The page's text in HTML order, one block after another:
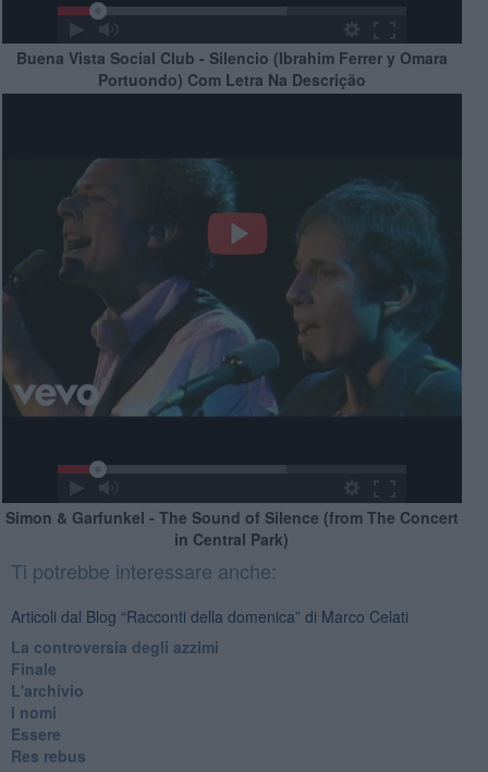
Buena Vista Social Club - Silencio (Ibrahim Ferrer y Omara
Portuondo) Com Letra Na Descrição
Simon & Garfunkel - The Sound of Silence (from The Concert
in Central Park)
Ti potrebbe interessare anche:
Articoli dal Blog “Racconti della domenica” di Marco Celati
La controversia degli azzimi
Finale
L'archivio
I nomi
Essere
Res rebus